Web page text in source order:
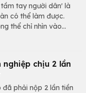
tay người dân' là
có thể làm được.
thể chỉ nhìn vào
giải pháp, trong
nghiệp chịu 2 lần
đã phải nộp 2 lần tiền